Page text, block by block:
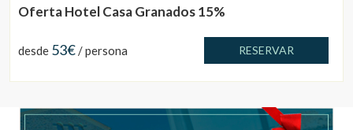
Oferta Hotel Casa Granados 15%
desde 53€/ persona RESERVAR